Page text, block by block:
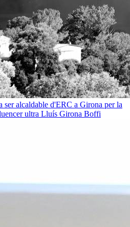
ser alcaldable d'ERC a Girona per la
ultra Lluís Girona Boffi